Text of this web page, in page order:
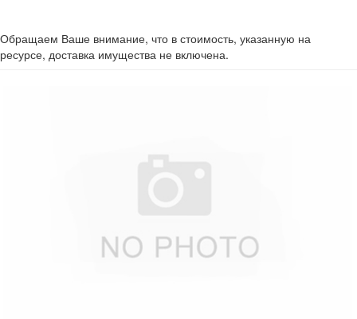
Обращаем Ваше внимание, что в стоимость, указанную на
ресурсе, доставка имущества не включена.